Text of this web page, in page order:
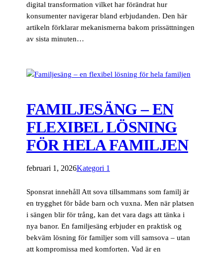
digital transformation vilket har förändrat hur
konsumenter navigerar bland erbjudanden. Den här
artikeln förklarar mekanismerna bakom prissättningen
av sista minuten…
FAMILJESÄNG – EN
FLEXIBEL LÖSNING
FÖR HELA FAMILJEN
februari 1, 2026Kategori 1
Sponsrat innehåll Att sova tillsammans som familj är
en trygghet för både barn och vuxna. Men när platsen
i sängen blir för trång, kan det vara dags att tänka i
nya banor. En familjesäng erbjuder en praktisk og
bekväm lösning för familjer som vill samsova – utan
att kompromissa med komforten. Vad är en